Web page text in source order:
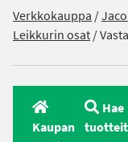
Verkkokauppa /
Leikkurin osat/
Kaupan
Hae